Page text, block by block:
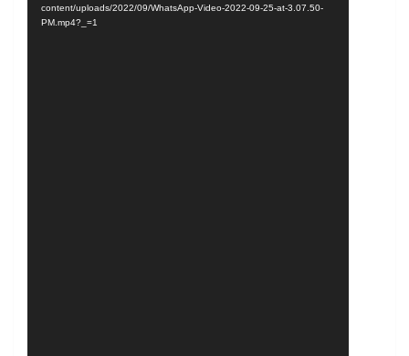
content/uploads/2022/09/WhatsApp-Video-2022-09-25-at-3.07.50-
PM.mp4?_=1